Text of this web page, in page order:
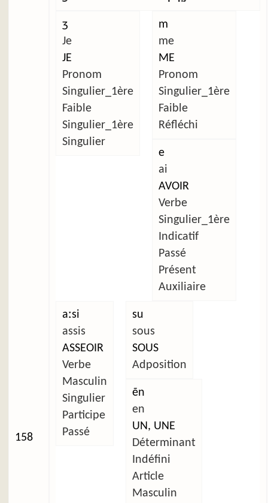
158
ʒ
Je
JE
Pronom
Singulier_1ère
Faible
Singulier_1ère
Singulier
m
me
ME
Pronom
Singulier_1ère
Faible
Réfléchi
e
ai
AVOIR
Verbe
Singulier_1ère
Indicatif
Passé
Présent
Auxiliaire
aːsi
assis
ASSEOIR
Verbe
Masculin
Singulier
Participe
Passé
su
sous
SOUS
Adposition
ẽn
en
UN, UNE
Déterminant
Indéfini
Article
Masculin